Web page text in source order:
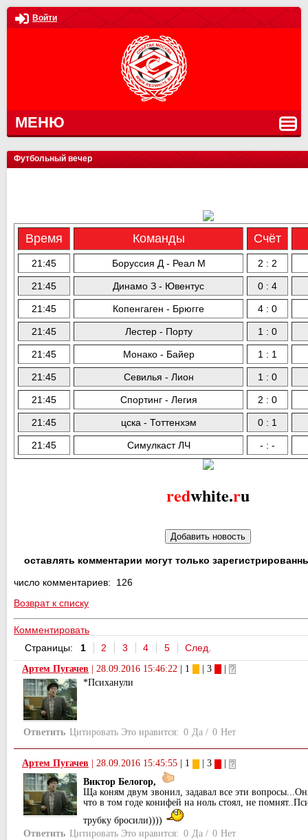
Войти
МЕНЮ
Футбольный вечер
Время Команды Счёт
21:45 Боруссия Д - Реал М 2 : 2
21:45 Динамо З - Ювентус 0 : 4
21:45 Копенгаген - Брюгге 4 : 0
21:45 Лестер - Порту 1 : 0
21:45 Монако - Байер 1 : 1
21:45 Севилья - Лион 1 : 0
21:45 Спортинг - Легия 2 : 0
21:45 цска - Тоттенхэм 0 : 1
21:45 Симулкаст ЛЧ - : -
redwhite.ru
оставлять комментарии могут только
число комментариев: 126
Возврат к списку
Комментировать
Страницы:
1 2 3 4 5 След.
Артем Пугачев | 28.09.2016 15:46:22 | 1 | 3
|
*Психанули
Ответить Цитировать Это нравится: 0 Да / 0 Нет
Артем Пугачев 28.09.2016 15:45:55 | 1 | 3
Виктор Белогор,
Ща коням двум звонил, задавал все эти
что в том годе конифей на ноль стоял, не
трубку бросили))))
Ответить Цитировать Это нравится: 0 Да / 0 Нет